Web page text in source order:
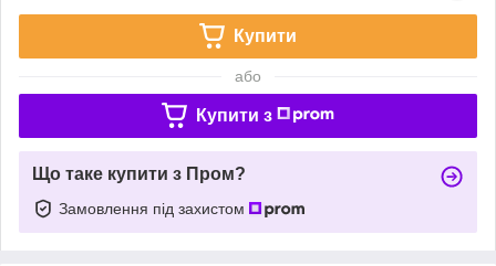
Купити
або
Купити з
Що таке купити з Пром?
Замовлення під захистом